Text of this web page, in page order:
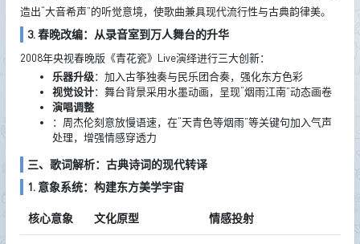
造出“大音希声”的听觉意境，使歌曲兼具现代流行性与古典韵律美。
3. 春晚改编：从录音室到万人舞台的升华
2008年央视春晚版《青花瓷》Live演绎进行三大创新：
乐器升级：加入古筝独奏与民乐团合奏，强化东方色彩
视觉设计：舞台背景采用水墨动画，呈现“烟雨江南”动态画卷
演唱调整
：周杰伦刻意放慢语速，在“天青色等烟雨”等关键句加入气声
处理，增强情感穿透力
三、歌词解析：古典诗词的现代转译
1. 意象系统：构建东方美学宇宙
核心意象 文化原型 情感投射